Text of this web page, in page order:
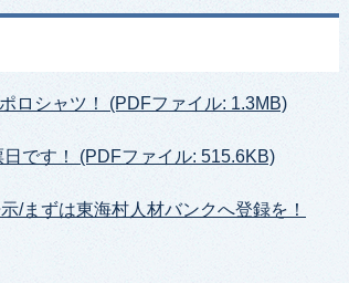
ロシャツ！ (PDFファイル: 1.3MB)
です！ (PDFファイル: 515.6KB)
/まずは東海村人材バンクへ登録を！